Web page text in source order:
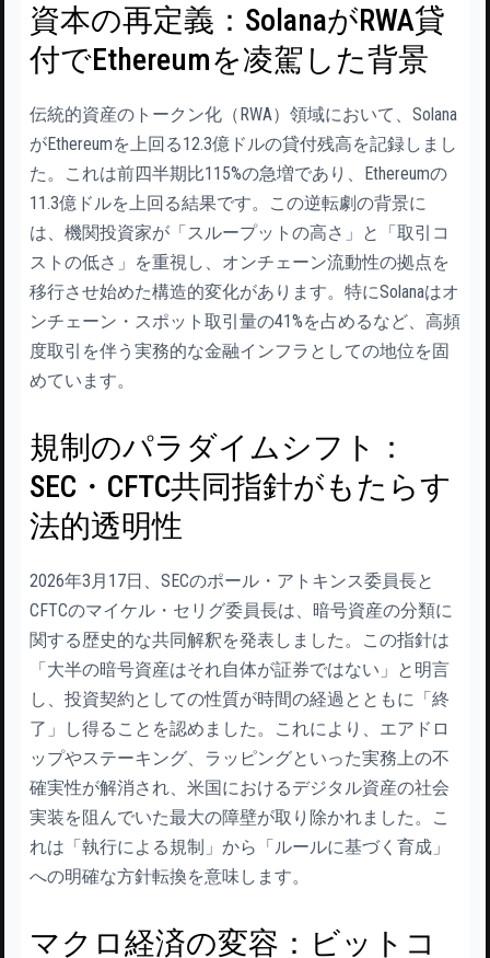
資本の再定義：SolanaがRWA貸
付でEthereumを凌駕した背景
伝統的資産のトークン化（RWA）領域において、Solana
がEthereumを上回る12.3億ドルの貸付残高を記録しまし
た。これは前四半期比115%の急増であり、Ethereumの
11.3億ドルを上回る結果です。この逆転劇の背景に
は、機関投資家が「スループットの高さ」と「取引コ
ストの低さ」を重視し、オンチェーン流動性の拠点を
移行させ始めた構造的変化があります。特にSolanaはオ
ンチェーン・スポット取引量の41%を占めるなど、高頻
度取引を伴う実務的な金融インフラとしての地位を固
めています。
規制のパラダイムシフト：
SEC・CFTC共同指針がもたらす
法的透明性
2026年3月17日、SECのポール・アトキンス委員長と
CFTCのマイケル・セリグ委員長は、暗号資産の分類に
関する歴史的な共同解釈を発表しました。この指針は
「大半の暗号資産はそれ自体が証券ではない」と明言
し、投資契約としての性質が時間の経過とともに「終
了」し得ることを認めました。これにより、エアドロ
ップやステーキング、ラッピングといった実務上の不
確実性が解消され、米国におけるデジタル資産の社会
実装を阻んでいた最大の障壁が取り除かれました。こ
れは「執行による規制」から「ルールに基づく育成」
への明確な方針転換を意味します。
マクロ経済の変容：ビットコ